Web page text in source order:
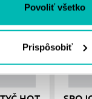
Povoliť všetko
Prispôsobiť